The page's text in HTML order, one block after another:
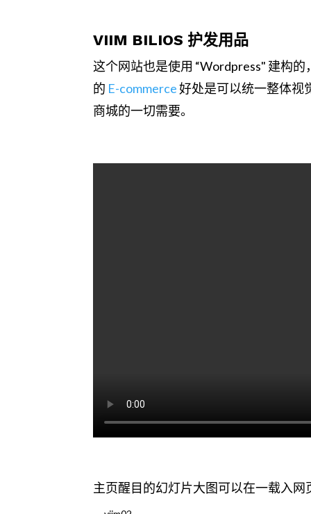
VIIM BILIOS 护发用品
这个网站也是使用 “Wordpress" 建构
的 E-commerce好处是可以统一整体视
商城的一切需要。
主页醒目的幻灯片大图可以在一载入